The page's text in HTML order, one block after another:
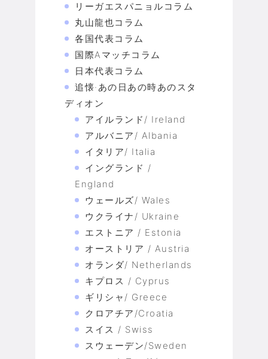
リーガエスパニョルコラム
丸山龍也コラム
各国代表コラム
国際Aマッチコラム
日本代表コラム
追懐·あの日あの時あのスタ
ディオン
アイルランド/ Ireland
アルバニア/ Albania
イタリア/ Italia
イングランド /
England
ウェールズ/ Wales
ウクライナ/ Ukraine
エストニア / Estonia
オーストリア / Austria
オランダ/ Netherlands
キプロス / Cyprus
ギリシャ/ Greece
クロアチア/Croatia
スイス / Swiss
スウェーデン/Sweden